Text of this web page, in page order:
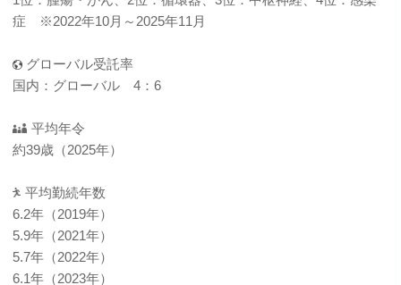
症 ※2022年10月～2025年11月
グローバル受託率
国内：グローバル 4：6
平均年令
約39歳（2025年）
平均勤続年数
6.2年（2019年）
5.9年（2021年）
5.7年（2022年）
6.1年（2023年）